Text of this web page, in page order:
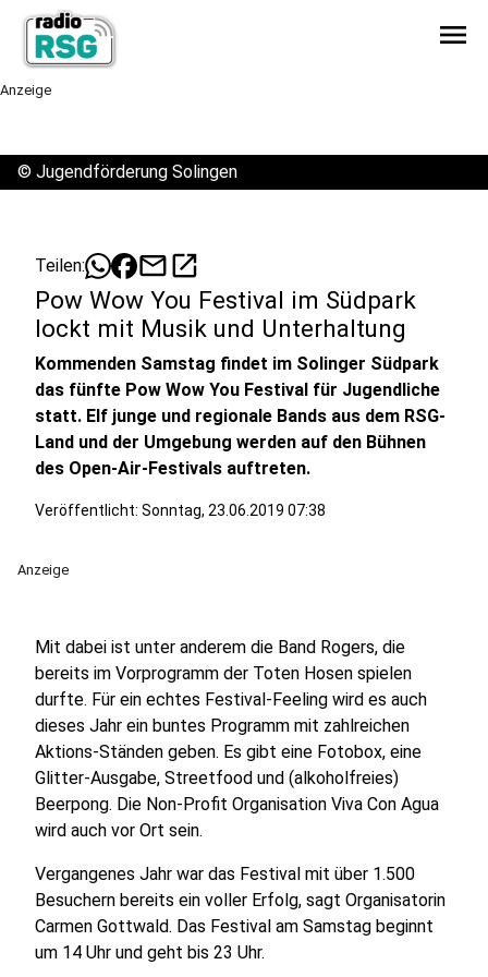
menu
Anzeige
© Jugendförderung Solingen
Teilen: mailopen_in_new
Pow Wow You Festival im Südpark
lockt mit Musik und Unterhaltung
Kommenden Samstag findet im Solinger Südpark
das fünfte Pow Wow You Festival für Jugendliche
statt. Elf junge und regionale Bands aus dem RSG-
Land und der Umgebung werden auf den Bühnen
des Open-Air-Festivals auftreten.
Veröffentlicht: Sonntag, 23.06.2019 07:38
Anzeige
Mit dabei ist unter anderem die Band Rogers, die
bereits im Vorprogramm der Toten Hosen spielen
durfte. Für ein echtes Festival-Feeling wird es auch
dieses Jahr ein buntes Programm mit zahlreichen
Aktions-Ständen geben. Es gibt eine Fotobox, eine
Glitter-Ausgabe, Streetfood und (alkoholfreies)
Beerpong. Die Non-Profit Organisation Viva Con Agua
wird auch vor Ort sein.
Vergangenes Jahr war das Festival mit über 1.500
Besuchern bereits ein voller Erfolg, sagt Organisatorin
Carmen Gottwald. Das Festival am Samstag beginnt
um 14 Uhr und geht bis 23 Uhr.